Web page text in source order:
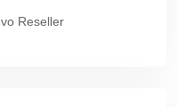
Reseller